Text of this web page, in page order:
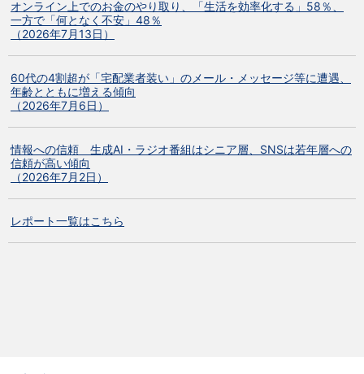
オンライン上でのお金のやり取り、「生活を効率化する」58％、
一方で「何となく不安」48％
（2026年7月13日）
60代の4割超が「宅配業者装い」のメール・メッセージ等に遭遇、
年齢とともに増える傾向
（2026年7月6日）
情報への信頼 生成AI・ラジオ番組はシニア層、SNSは若年層への
信頼が高い傾向
（2026年7月2日）
レポート一覧はこちら